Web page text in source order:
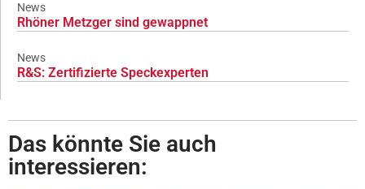
News
Rhöner Metzger sind gewappnet
News
R&S: Zertifizierte Speckexperten
Das könnte Sie auch
interessieren: